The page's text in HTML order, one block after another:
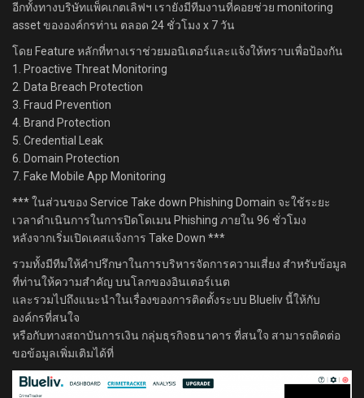
อีกทั้งทางบริษัทแพ็คเกตเลิฟฯ เรายังมีทีมงานที่คอยช่วย monitoring
asset ขององค์กรท่าน ตลอด 24 ชั่วโมง x 7 วัน
โดย Feature หลักที่ทางเราช่วยมอนิเตอร์และแจ้งให้ทราบเพื่อป้องกัน
1. Proactive Threat Monitoring
2. Data Breach Protection
3. Fraud Prevention
4. Brand Protection
5. Credential Leak
6. Domain Protection
7. Fake Mobile App Monitoring
*** ในส่วนของ Service Take down Phishing Domain จะใช้ระยะ
เวลาดำเนินการในการปิดโดเมน Phishing ภายใน 96 ชั่วโมง
หลังจากเริ่มเปิดเคสแจ้งการ Take Down ***
รวมทั้งมีทีมให้คำปรึกษาในการบริหารจัดการความเสี่ยง สำหรับข้อมูล
ที่ท่านให้ความสำคัญ บนโลกของอินเตอร์เนต
และรวมไปถึงแนะนำในเรื่องของการติดตั้งระบบ Blueliv นี้ให้กับ
องค์กรที่สนใจ
หรือกับทางสถาบันการเงิน กลุ่มธุรกิจธนาคาร ที่สนใจ สามารถติดต่อ
ขอข้อมูลเพิ่มเติมได้ที่